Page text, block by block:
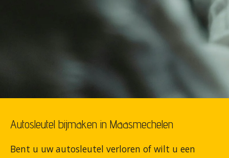
Autosleutel bijmaken in Maasmechelen
Bent u uw autosleutel verloren of wilt u een